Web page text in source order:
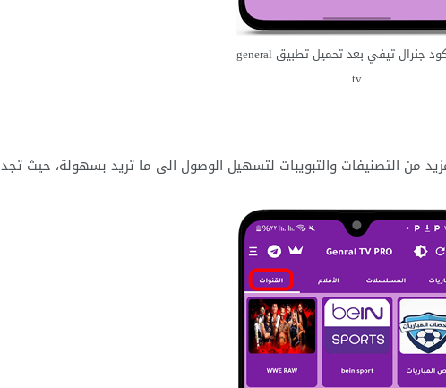
ادخل كود جنرال تيفي بعد تحميل تطبيق general
tv
من التصنيفات والتبويبات لتسهيل الوصول الى ما تريد بسهولة، حيث تجد